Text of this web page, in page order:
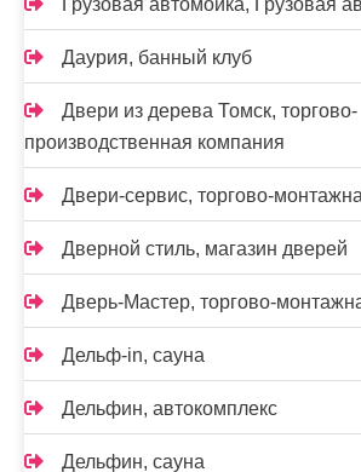
Грузовая автомойка, Грузовая
Даурия, банный клуб
Двери из дерева Томск, торгово-
производственная компания
Двери-сервис, торгово-
Дверной стиль, магазин дверей
Дверь-Мастер, торгово-
Дельф-in, сауна
Дельфин, автокомплекс
Дельфин, сауна